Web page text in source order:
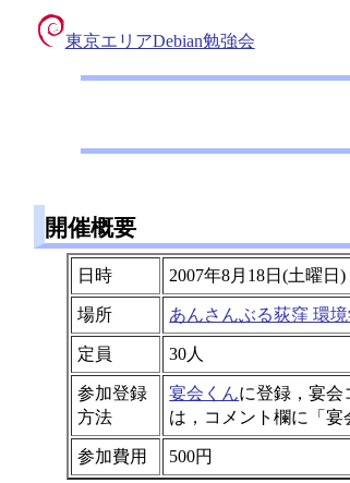
東京エリアDebian勉強会
開催概要
日時 2007年8月18日(土曜日)
場所 あんさんぶる荻窪 環
定員 30人
参加登録
方法
宴会くんに登録，宴会
は，コメント欄に「宴
参加費用 500円